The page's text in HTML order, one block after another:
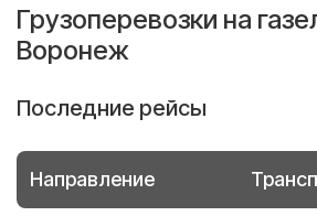
Грузоперевозки на
Воронеж
Последние рейсы
Направление